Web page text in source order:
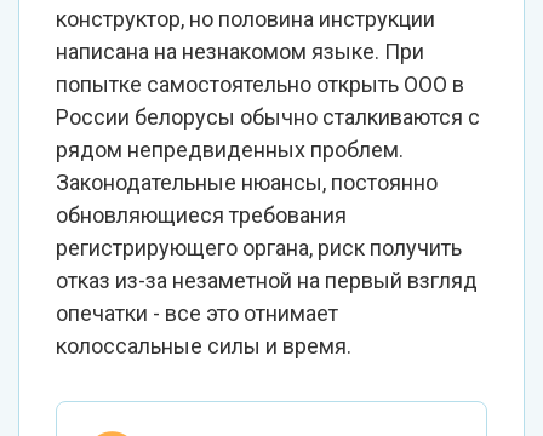
конструктор, но половина инструкции
написана на незнакомом языке. При
попытке самостоятельно открыть ООО в
России белорусы обычно сталкиваются с
рядом непредвиденных проблем.
Законодательные нюансы, постоянно
обновляющиеся требования
регистрирующего органа, риск получить
отказ из-за незаметной на первый взгляд
опечатки - все это отнимает
колоссальные силы и время.